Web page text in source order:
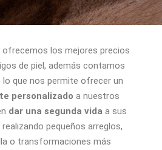
ofrecemos los mejores precios
de piel, además contamos
lo que nos permite ofrecer un
personalizado a nuestros
dar una segunda vida a sus
realizando pequeños arreglos,
o transformaciones más